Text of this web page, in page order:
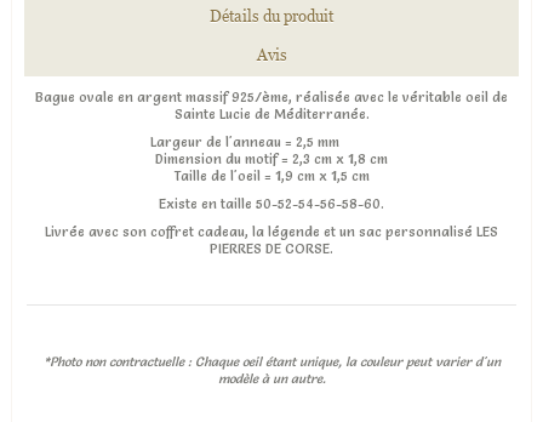
Détails du produit
Avis
Bague ovale en argent massif 925/ème, réalisée avec le véritable oeil de
Sainte Lucie de Méditerranée.
Largeur de l'anneau = 2,5 mm
Dimension du motif = 2,3 cm x 1,8 cm
Taille de l'oeil = 1,9 cm x 1,5 cm
Existe en taille 50-52-54-56-58-60.
Livrée avec son coffret cadeau, la légende et un sac personnalisé LES
PIERRES DE CORSE.
*Photo non contractuelle : Chaque oeil étant unique, la couleur peut varier d'un
modèle à un autre.